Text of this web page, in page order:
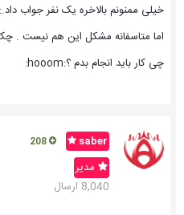
خیلی ممنونم بالاخره یک نفر جواب داد.:auau:
اما متاسفانه مشکل این هم نیست .
چی کار باید انجام بدم ؟:hooom:
saber
مدیر
8,040 ارسال